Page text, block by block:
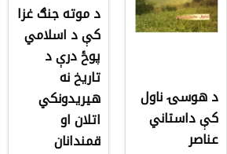
د هوسۍ ناول
کې داستاني
عناصر
د موته جنګ غزا
کې د اسلامي
پوځ درې د
تاریخ نه
هیريدونکي
اتلان او
قمندانان